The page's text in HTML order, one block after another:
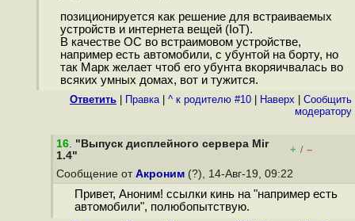
позиционируется как решение для встраиваемых
устройств и интернета вещей (IoT).
В качестве ОС во встраимовом устройстве,
например есть автомобили, с убунтой на борту, но
так Марк желает чтоб его убунта вкоряичвалась во
всяких умных домах, вот и тужится.
Ответить Правка| ^ к родителю #10 Наверх
Cообщить
модератору
16. "Выпуск дисплейного сервера Mir
1.4"
+ / –
Сообщение от Акроним (?), 14-Авг-19, 09:22
Привет, Аноним! ссылки кинь на "например есть
автомобили", полюбопытствую.